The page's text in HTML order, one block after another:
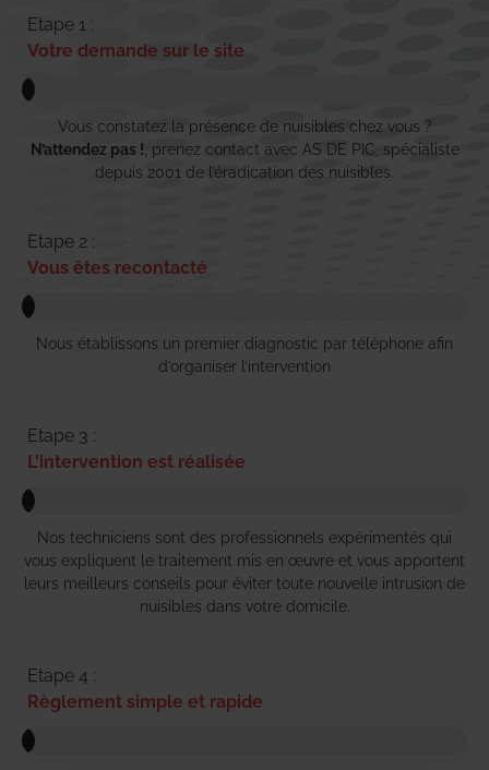
Etape 1 :
Votre demande sur le site
Vous constatez la présence de nuisibles chez vous ?
N’attendez pas ! , prenez contact avec AS DE PIC, spécialiste
depuis 2001 de l’éradication des nuisibles.
Etape 2 :
Vous êtes recontacté
Nous établissons un premier diagnostic par téléphone afin
d’organiser l’intervention
Etape 3 :
L'intervention est réalisée
Nos techniciens sont des professionnels expérimentés qui
vous expliquent le traitement mis en œuvre et vous apportent
leurs meilleurs conseils pour éviter toute nouvelle intrusion de
nuisibles dans votre domicile.
Etape 4 :
Règlement simple et rapide